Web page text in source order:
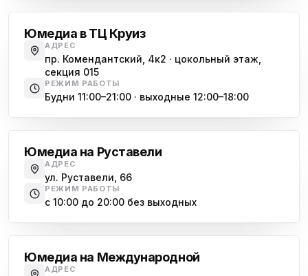
Юмедиа в ТЦ Круиз
АДРЕС
пр. Комендантский, 4к2 · цокольный этаж,
секция 015
РЕЖИМ РАБОТЫ
Будни 11:00–21:00 · выходные 12:00–18:00
Юмедиа на Руставели
АДРЕС
ул. Руставели, 66
РЕЖИМ РАБОТЫ
с 10:00 до 20:00 без выходных
Юмедиа на Международной
АДРЕС